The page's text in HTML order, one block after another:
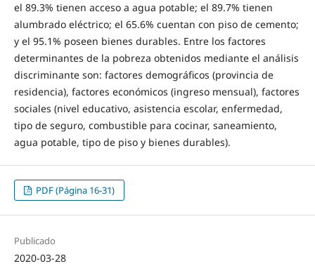
el 89.3% tienen acceso a agua potable; el 89.7% tienen
alumbrado eléctrico; el 65.6% cuentan con piso de cemento;
y el 95.1% poseen bienes durables. Entre los factores
determinantes de la pobreza obtenidos mediante el análisis
discriminante son: factores demográficos (provincia de
residencia), factores económicos (ingreso mensual), factores
sociales (nivel educativo, asistencia escolar, enfermedad,
tipo de seguro, combustible para cocinar, saneamiento,
agua potable, tipo de piso y bienes durables).
PDF (Página 16-31)
Publicado
2020-03-28